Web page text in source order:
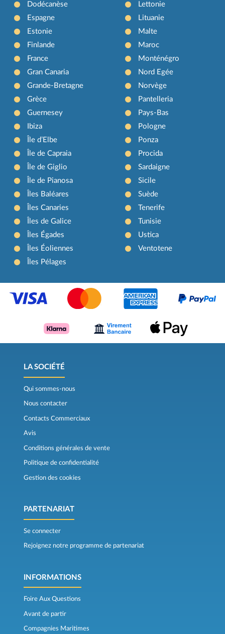
Dodécanèse
Espagne
Estonie
Finlande
France
Gran Canaria
Grande-Bretagne
Grèce
Guernesey
Ibiza
Île d’Elbe
Île de Capraia
Île de Giglio
Île de Pianosa
Îles Baléares
Îles Canaries
Îles de Galice
Îles Égades
Îles Éoliennes
Îles Pélages
Lettonie
Lituanie
Malte
Maroc
Monténégro
Nord Egée
Norvège
Pantelleria
Pays-Bas
Pologne
Ponza
Procida
Sardaigne
Sicile
Suède
Tenerife
Tunisie
Ustica
Ventotene
LA SOCIÉTÉ
Qui sommes-nous
Nous contacter
Contacts Commerciaux
Avis
Conditions générales de vente
Politique de confidentialité
Gestion des cookies
PARTENARIAT
Se connecter
Rejoignez notre programme de partenariat
INFORMATIONS
Foire Aux Questions
Avant de partir
Compagnies Maritimes